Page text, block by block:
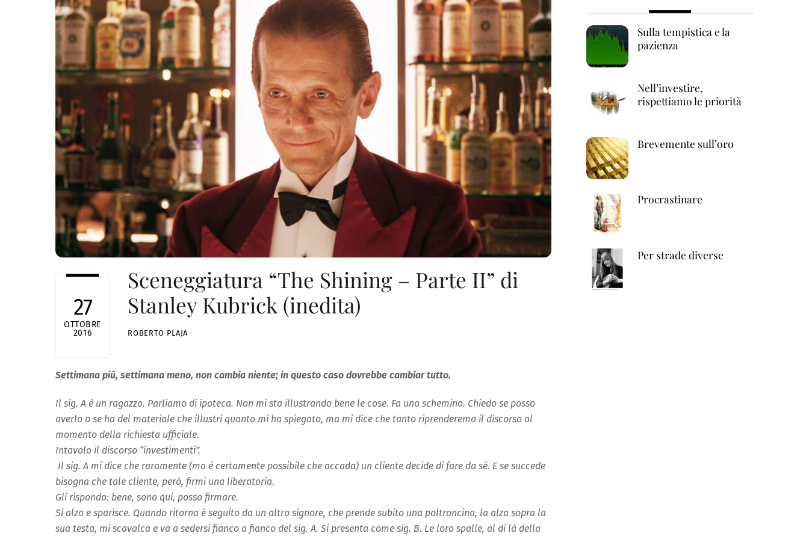
27
OTTOBRE
2016
Sceneggiatura “The Shining – Parte II” di
Stanley Kubrick (inedita)
ROBERTO PLAJA
Settimana più, settimana meno, non cambia niente; in questo caso dovrebbe cambiar tutto.
Il sig. A è un ragazzo. Parliamo di ipoteca. Non mi sta illustrando bene le cose. Fa uno schemino. Chiedo se posso
averlo o se ha del materiale che illustri quanto mi ha spiegato, ma mi dice che tanto riprenderemo il discorso al
momento della richiesta ufficiale.
Intavolo il discorso “investimenti”.
Il sig. A mi dice che raramente (ma è certamente possibile che accada) un cliente decide di fare da sé. E se succede
bisogna che tale cliente, però, firmi una liberatoria.
Gli rispondo: bene, sono qui, posso firmare.
Si alza e sparisce. Quando ritorna è seguito da un altro signore, che prende subito una poltroncina, la alza sopra la
sua testa, mi scavalca e va a sedersi fianco a fianco del sig. A. Si presenta come sig. B. Le loro spalle, al di là della
Sulla tempistica e la
pazienza
Nell’investire,
rispettiamo le priorità
Brevemente sull’oro
Procrastinare
Per strade diverse